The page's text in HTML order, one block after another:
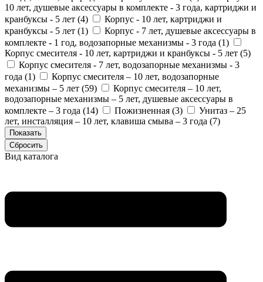
10 лет, душевые аксессуары в комплекте - 3 года, картриджи и
кранбуксы - 5 лет (4)
Корпус - 10 лет, картриджи и
кранбуксы - 5 лет (1)
Корпус - 7 лет, душевые аксессуары в
комплекте - 1 год, водозапорные механизмы - 3 года (1)
Корпус смесителя - 10 лет, картриджи и кранбуксы - 5 лет (5)
Корпус смесителя - 7 лет, водозапорные механизмы - 3
года (1)
Корпус смесителя – 10 лет, водозапорные
механизмы – 5 лет (59)
Корпус смесителя – 10 лет,
водозапорные механизмы – 5 лет, душевые аксессуары в
комплекте – 3 года (14) Пожизненная (3)
Унитаз – 25
лет, инсталляция – 10 лет, клавиша смыва – 3 года (7)
Вид каталога